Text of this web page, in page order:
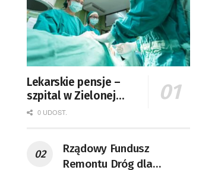
Lekarskie pensje –
szpital w Zielonej
Górze podaje dane
0 UDOST.
Rządowy Fundusz
Remontu Dróg dla